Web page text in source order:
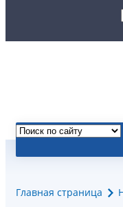
Главная страница